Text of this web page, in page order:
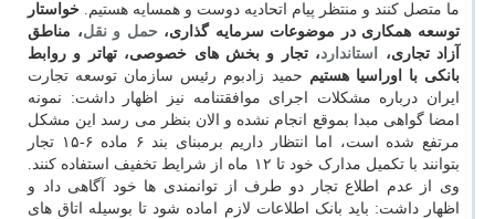
ما متصل کنند و منتظر پیام اتحادیه دوست و همسایه هستیم. خواستار
توسعه همکاری در موضوعات سرمایه گذاری،حمل و نقل، مناطق
آزاد تجاری،
استاندارد، تجار و بخش های خصوصی، تهاتر و روابط
بانکی با اوراسیا هستیم حمید زادبوم رئیس سازمان توسعه تجارت
ایران درباره مشکلات اجرای موافقتنامه نیز اظهار داشت: نمونه
امضا گواهی مبدا بموقع انجام نشده و الان بنظر می رسد این مشکل
مرتفع شده است، اما انتظار داریم برمبنای بند ۶ ماده ۶-۱۵ تجار
بتوانند با تکمیل مدارک خود تا ۱۲ ماه از شرایط تخفیف استفاده کنند.
وی از عدم اطلاع تجار دو طرف از توانمندی ها خود آگاهی داد و
اظهار داشت: باید بانک اطلاعات لازم اماده شود تا بوسیله اتاق های